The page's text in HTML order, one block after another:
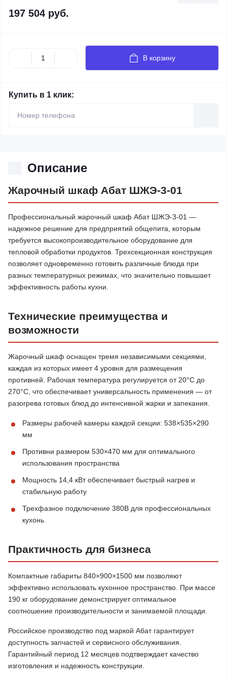
197 504 руб.
В корзину
Купить в 1 клик:
Описание
Жарочный шкаф Абат ШЖЭ-3-01
Профессиональный жарочный шкаф Абат ШЖЭ-3-01 —
надежное решение для предприятий общепита, которым
требуется высокопроизводительное оборудование для
тепловой обработки продуктов. Трехсекционная конструкция
позволяет одновременно готовить различные блюда при
разных температурных режимах, что значительно повышает
эффективность работы кухни.
Технические преимущества и
возможности
Жарочный шкаф оснащен тремя независимыми секциями,
каждая из которых имеет 4 уровня для размещения
противней. Рабочая температура регулируется от 20°C до
270°C, что обеспечивает универсальность применения — от
разогрева готовых блюд до интенсивной жарки и запекания.
Размеры рабочей камеры каждой секции: 538×535×290
мм
Противни размером 530×470 мм для оптимального
использования пространства
Мощность 14,4 кВт обеспечивает быстрый нагрев и
стабильную работу
Трехфазное подключение 380В для профессиональных
кухонь
Практичность для бизнеса
Компактные габариты 840×900×1500 мм позволяют
эффективно использовать кухонное пространство. При массе
190 кг оборудование демонстрирует оптимальное
соотношение производительности и занимаемой площади.
Российское производство под маркой Абат гарантирует
доступность запчастей и сервисного обслуживания.
Гарантийный период 12 месяцев подтверждает качество
изготовления и надежность конструкции.